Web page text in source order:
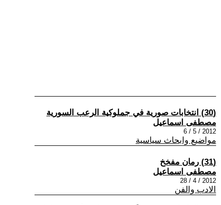
(30) انتخابات صورية في جملوكية الرعب السورية
مصطفى اسماعيل
2012 / 5 / 6
مواضيع وابحاث سياسية
(31) رمان مفخخ
مصطفى اسماعيل
2012 / 4 / 28
الادب والفن